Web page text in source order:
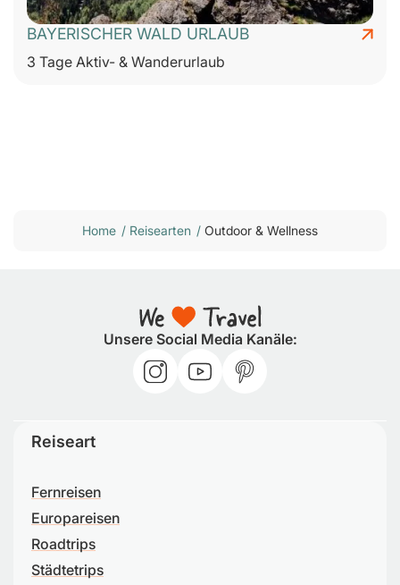
BAYERISCHER WALD URLAUB
3 Tage Aktiv- & Wanderurlaub
Home / Reisearten / Outdoor & Wellness
Unsere Social Media Kanäle:
Reiseart
Fernreisen
Europareisen
Roadtrips
Städtetrips